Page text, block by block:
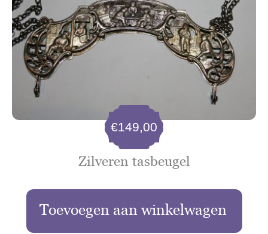
Zilveren tasbeugel
€149,00
Toevoegen aan winkelwagen